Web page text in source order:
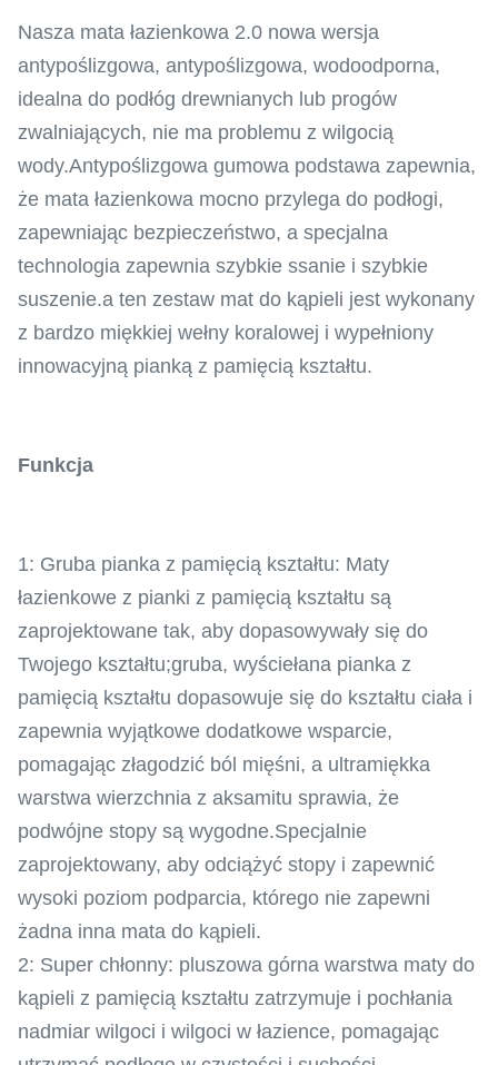
Nasza mata łazienkowa 2.0 nowa wersja
antypoślizgowa, antypoślizgowa, wodoodporna,
idealna do podłóg drewnianych lub progów
zwalniających, nie ma problemu z wilgocią
wody.Antypoślizgowa gumowa podstawa zapewnia,
że ​​mata łazienkowa mocno przylega do podłogi,
zapewniając bezpieczeństwo, a specjalna
technologia zapewnia szybkie ssanie i szybkie
suszenie.a ten zestaw mat do kąpieli jest wykonany
z bardzo miękkiej wełny koralowej i wypełniony
innowacyjną pianką z pamięcią kształtu.
Funkcja
1: Gruba pianka z pamięcią kształtu: Maty
łazienkowe z pianki z pamięcią kształtu są
zaprojektowane tak, aby dopasowywały się do
Twojego kształtu;gruba, wyściełana pianka z
pamięcią kształtu dopasowuje się do kształtu ciała i
zapewnia wyjątkowe dodatkowe wsparcie,
pomagając złagodzić ból mięśni, a ultramiękka
warstwa wierzchnia z aksamitu sprawia, że ​​
podwójne stopy są wygodne.Specjalnie
zaprojektowany, aby odciążyć stopy i zapewnić
wysoki poziom podparcia, którego nie zapewni
żadna inna mata do kąpieli.
2: Super chłonny: pluszowa górna warstwa maty do
kąpieli z pamięcią kształtu zatrzymuje i pochłania
nadmiar wilgoci i wilgoci w łazience, pomagając